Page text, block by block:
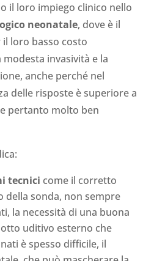
il loro impiego clinico nello
neonatale, dove è il
loro basso costo
invasività e la
anche perché nel
delle risposte è superiore a
pertanto molto ben
tecnici come il corretto
della sonda, non sempre
la necessità di una buona
uditivo esterno che
è spesso difficile, il